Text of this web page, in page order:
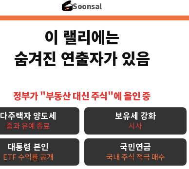
Soonsal
이 랠리에는
숨겨진 연출자가 있음
정부가 "부동산 대신 주식"에 올인 중
다주택자 양도세
중과 유예 종료
보유세 강화
시사
대통령 본인
ETF 수익률 공개
국민연금
국내 주식 적극 매수